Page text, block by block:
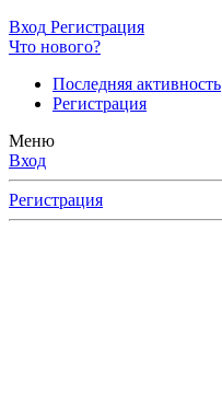
Вход Регистрация
Что нового?
Последняя активность
Регистрация
Меню
Вход
Регистрация